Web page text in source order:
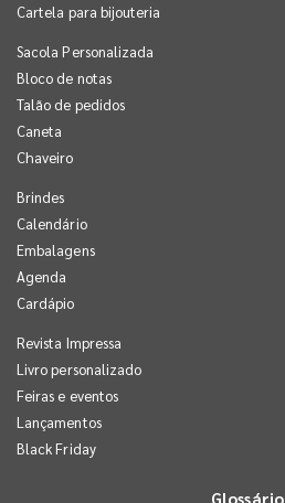
Cartela para bijouteria
Sacola Personalizada
Bloco de notas
Talão de pedidos
Caneta
Chaveiro
Brindes
Calendário
Embalagens
Agenda
Cardápio
Revista Impressa
Livro personalizado
Feiras e eventos
Lançamentos
Black Friday
Glossário